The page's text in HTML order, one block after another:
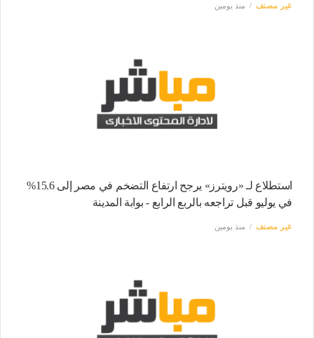
غير مصنف منذ يومين
استطلاع لـ «رويترز» يرجح ارتفاع التضخم في مصر إلى 15.6%
في يوليو قبل تراجعه بالربع الرابع - بوابة المدينة
غير مصنف منذ يومين